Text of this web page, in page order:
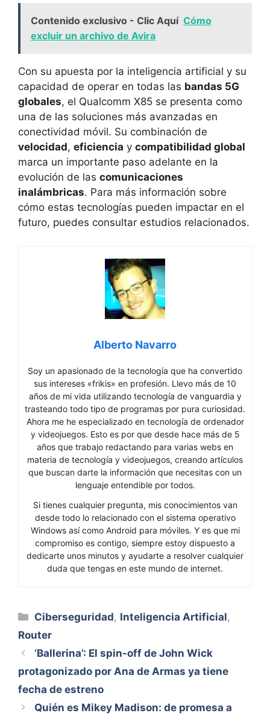
Contenido exclusivo - Clic Aquí Cómo
excluir un archivo de Avira
Con su apuesta por la inteligencia artificial y su
capacidad de operar en todas las bandas 5G
globales, el Qualcomm X85 se presenta como
una de las soluciones más avanzadas en
conectividad móvil. Su combinación de
velocidad, eficiencia y compatibilidad global
marca un importante paso adelante en la
evolución de las comunicaciones
inalámbricas. Para más información sobre
cómo estas tecnologías pueden impactar en el
futuro, puedes consultar estudios relacionados.
Alberto Navarro
Soy un apasionado de la tecnología que ha convertido
sus intereses «frikis» en profesión. Llevo más de 10
años de mi vida utilizando tecnología de vanguardia y
trasteando todo tipo de programas por pura curiosidad.
Ahora me he especializado en tecnología de ordenador
y videojuegos. Esto es por que desde hace más de 5
años que trabajo redactando para varias webs en
materia de tecnología y videojuegos, creando artículos
que buscan darte la información que necesitas con un
lenguaje entendible por todos.
Si tienes cualquier pregunta, mis conocimientos van
desde todo lo relacionado con el sistema operativo
Windows así como Android para móviles. Y es que mi
compromiso es contigo, siempre estoy dispuesto a
dedicarte unos minutos y ayudarte a resolver cualquier
duda que tengas en este mundo de internet.
Categorías
Ciberseguridad, Inteligencia Artificial,
Router
‘Ballerina’: El spin-off de John Wick
protagonizado por Ana de Armas ya tiene
fecha de estreno
Quién es Mikey Madison: de promesa a